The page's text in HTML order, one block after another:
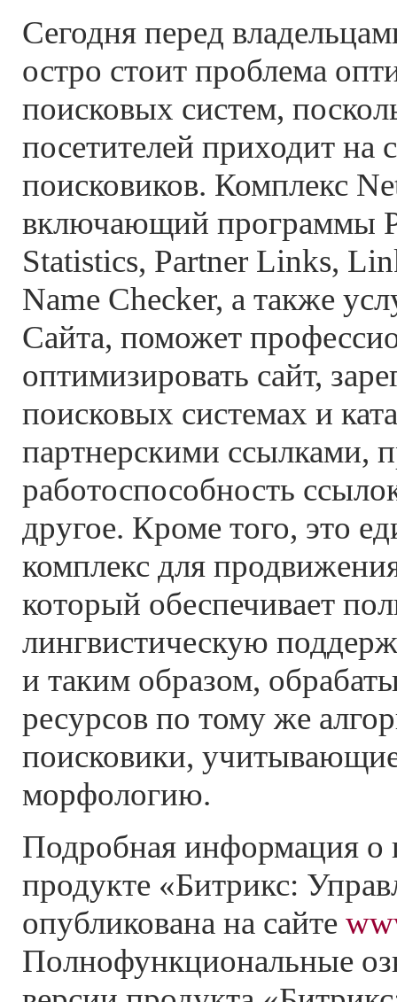
Сегодня перед
остро стоит проблема
поисковых систем,
посетителей приходит на
поисковиков. Комплекс
включающий программы
Statistics, Partner Links,
Name Checker, а также
Сайта, поможет
оптимизировать сайт,
поисковых системах и
партнерскими ссылками,
работоспособность
другое. Кроме того, это
комплекс для
который обеспечивает
лингвистическую
и таким образом,
ресурсов по тому же
поисковики,
морфологию.
Подробная информация о
продукте «Битрикс:
опубликована на сайте
Полнофункциональные